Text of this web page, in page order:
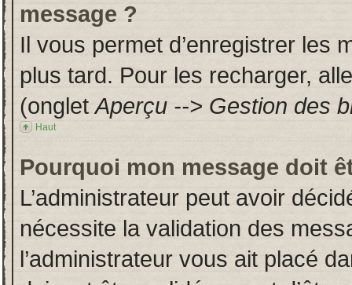
message ?
Il vous permet d’enregistrer les
plus tard. Pour les recharger,
(ongletAperçu --> Gestion des
Haut
Pourquoi mon message doit
L’administrateur peut avoir
nécessite la validation des
l’administrateur vous ait placé